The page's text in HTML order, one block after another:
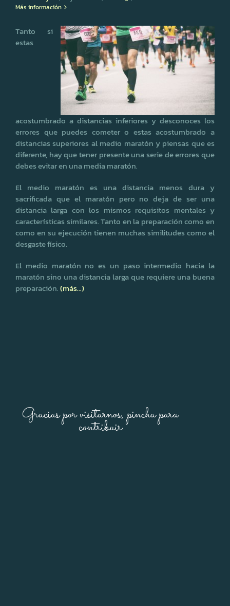
Más información
Tanto si
estas
acostumbrado a distancias inferiores y desconoces los
errores que puedes cometer o estas acostumbrado a
distancias superiores al medio maratón y piensas que es
diferente, hay que tener presente una serie de errores que
debes evitar en una media maratón.
El medio maratón es una distancia menos dura y
sacrificada que el maratón pero no deja de ser una
distancia larga con los mismos requisitos mentales y
características similares. Tanto en la preparación como en
como en su ejecución tienen muchas similitudes como el
desgaste físico.
El medio maratón no es un paso intermedio hacia la
maratón sino una distancia larga que requiere una buena
preparación.(más…)
Gracias por visitarnos, pincha para
contribuir